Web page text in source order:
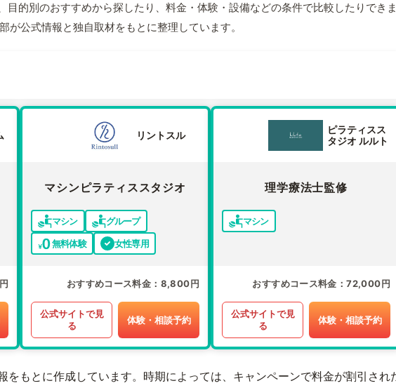
目的別のおすすめから探したり、料金・体験・設備などの条件で比較したりでき
が公式情報と独自取材をもとに整理しています。
リントスル
マシンピラティススタジオ
マシン
グループ
無料体験
女性専用
おすすめコース料金 8,800円
公式サイトで見
る
体験・相談予約
ピラティスス
タジオ ルルト
理学療法士監修
マシン
おすすめコース料金 72,000円
公式サイトで見
る
体験・相談予約
をもとに作成しています。時期によっては、キャンペーンで料金が割引され